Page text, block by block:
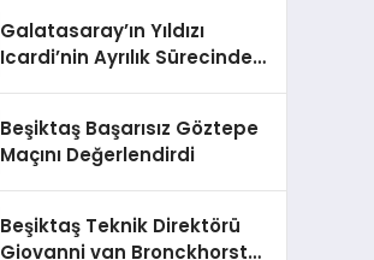
Galatasaray’ın Yıldızı
Icardi’nin Ayrılık Sürecindeki
Beşiktaş Başarısız Göztepe
Maçını Değerlendirdi
Beşiktaş Teknik Direktörü
Giovanni van Bronckhorst